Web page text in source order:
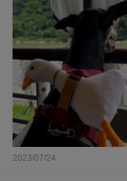
2023/07/24